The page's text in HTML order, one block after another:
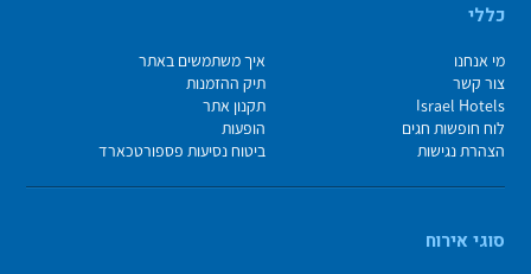
כללי
מי אנחנו
איך משתמשים באתר
צור קשר
תיק ההזמנות
Israel Hotels
תקנון אתר
לוח חופשות חגים
הופעות
הצהרת נגישות
ביטוח נסיעות פספורטכארד
סוגי אירוח